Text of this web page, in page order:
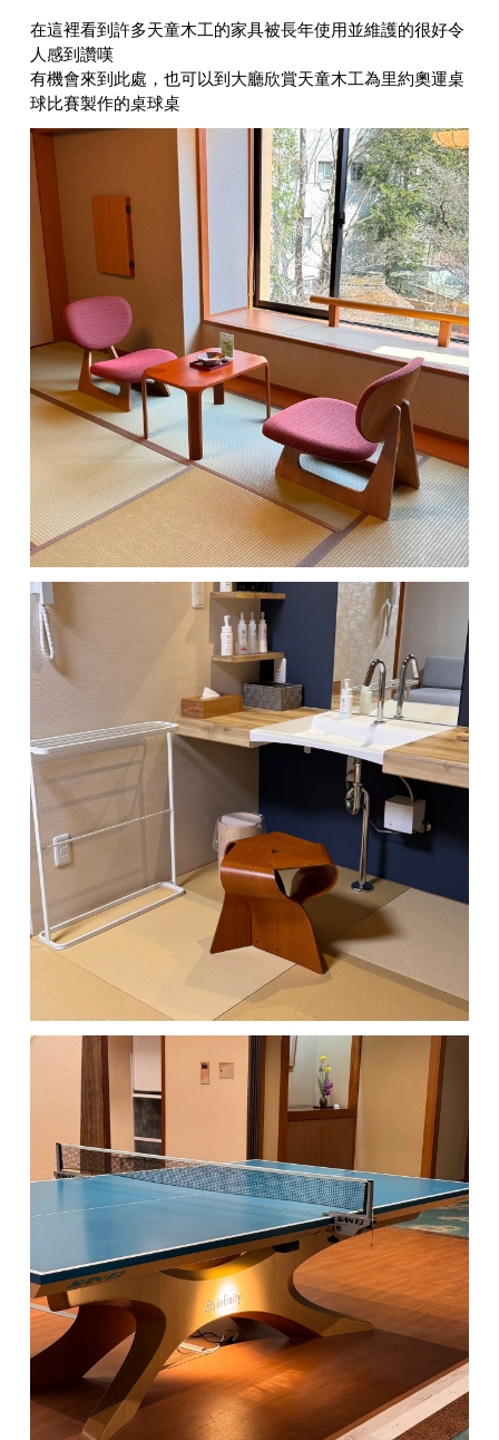
在這裡看到許多天童木工的家具被長年使用並維護的很好令
人感到讚嘆
有機會來到此處，也可以到大廳欣賞天童木工為里約奧運桌
球比賽製作的桌球桌